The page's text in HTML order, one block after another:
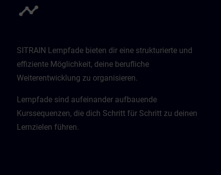
SITRAIN Lernpfade bieten dir eine strukturierte und
effiziente Möglichkeit, deine berufliche
Weiterentwicklung zu organisieren.
Lernpfade sind aufeinander aufbauende
Kurssequenzen, die dich Schritt für Schritt zu deinen
Lernzielen führen.